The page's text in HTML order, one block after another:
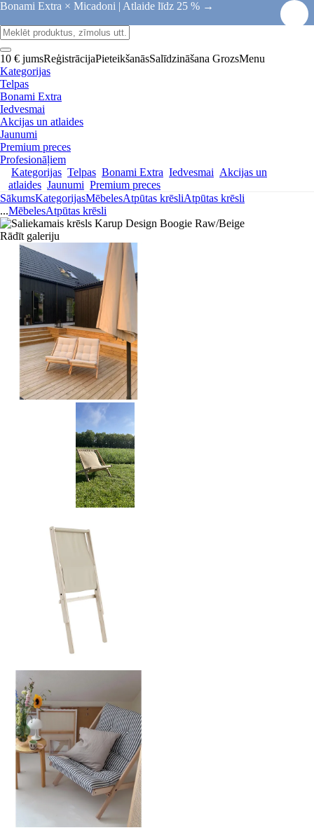
Bonami Extra × Micadoni | Atlaide līdz 25 % →
10 € jumsReģistrācijaPieteikšanāsSalīdzināšana GrozsMenu
Kategorijas
Telpas
Bonami Extra
Iedvesmai
Akcijas un atlaides
Jaunumi
Premium preces
Profesionāļiem
Kategorijas Telpas Bonami Extra Iedvesmai Akcijas un
atlaides Jaunumi Premium preces
SākumsKategorijasMēbelesAtpūtas krēsliAtpūtas krēsli
...MēbelesAtpūtas krēsli
Rādīt galeriju